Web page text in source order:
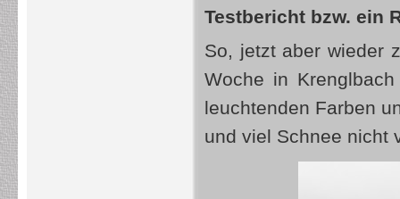
Testbericht bzw. ein
So, jetzt aber wieder
Woche in
leuchtenden Farben
und viel Schnee nicht